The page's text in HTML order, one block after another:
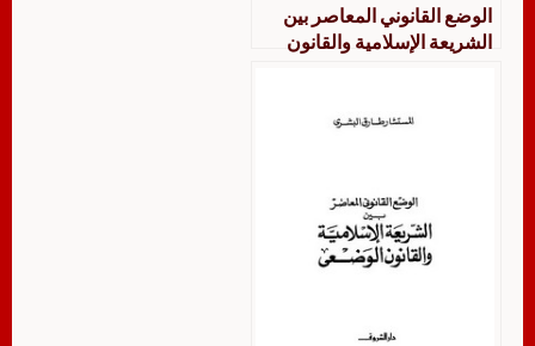
الوضع القانوني المعاصر بين
الشريعة الإسلامية والقانون